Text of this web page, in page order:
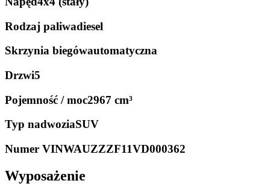
Rodzaj paliwadiesel
Skrzynia biegówautomatyczna
Drzwi5
Pojemność / moc2967 cm³
Typ nadwoziaSUV
Numer VINWAUZZZF11VD000362
Wyposażenie